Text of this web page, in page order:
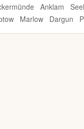
Anklam
Marlow Dargun